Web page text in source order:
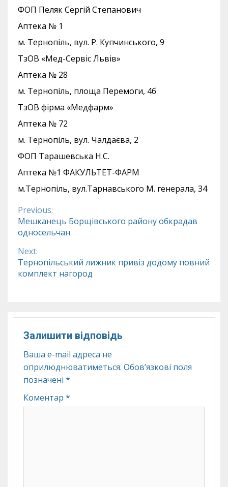
ФОП Пеляк Сергій Степанович
Аптека № 1
м. Тернопіль, вул. Р. Купчинського, 9
ТзОВ «Мед-Сервіс Львів»
Аптека № 28
м. Тернопіль, площа Перемоги, 4б
ТзОВ фірма «Медфарм»
Аптека № 72
м. Тернопіль, вул. Чалдаєва, 2
ФОП Тарашевська Н.С.
Аптека №1 ФАКУЛЬТЕТ-ФАРМ
м.Тернопіль, вул.Тарнавського М. генерала, 34
Continue
Reading
Previous:
Мешканець Борщівського району обкрадав
односельчан
Next:
Тернопільський лижник привіз додому повний
комплект нагород
Залишити відповідь
Ваша e-mail адреса не
оприлюднюватиметься. Обов’язкові поля
позначені *
Коментар *